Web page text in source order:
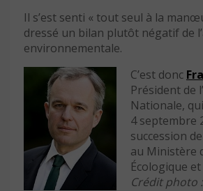
Il s’est senti « tout seul à la
dressé un bilan plutôt négatif de
environnementale.
C’est donc
Président de
Nationale,
4 septembre
succession
au Ministère
Écologique
Crédit photo